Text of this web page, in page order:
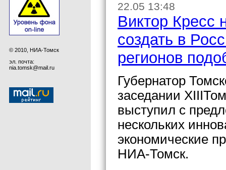
© 2010, НИА-Томск
эл. почта:
nia.tomsk@mail.ru
22.05 13:48
Виктор Кресс
создать в
регионов
Губернатор
заседании
выступил с
нескольких
экономические
НИА-Томск.